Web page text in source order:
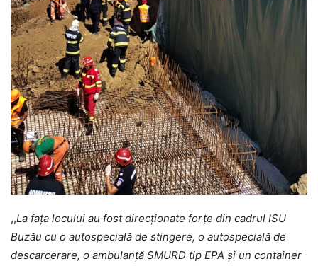
,,La fața locului au fost direcționate forțe din cadrul ISU
Buzău cu o autospecială de stingere, o autospecială de
descarcerare, o ambulanță SMURD tip EPA și un container